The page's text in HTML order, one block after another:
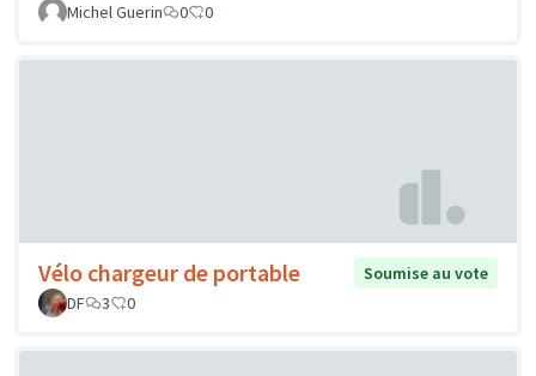
Michel Guerin
0 0
Vélo chargeur de portable
Soumise au vote
DF
3 0